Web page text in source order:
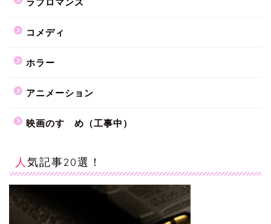
ラブロマンス
コメディ
ホラー
アニメーション
映画のすゝめ（工事中）
人気記事20選！